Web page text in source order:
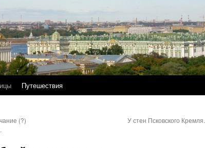
Путешествия
(?)
У стен Псковского Кремля.